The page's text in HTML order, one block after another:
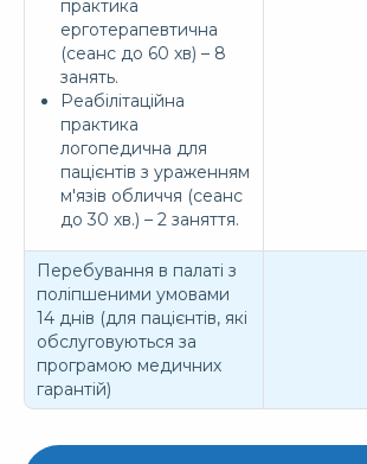
практика
ерготерапевтична
(сеанс до 60 хв) – 8
занять.
Реабілітаційна
практика
логопедична для
пацієнтів з ураженням
м'язів обличчя (сеанс
до 30 хв.) – 2 заняття.
Перебування в палаті з
поліпшеними умовами
14 днів (для пацієнтів, які
обслуговуються за
програмою медичних
гарантій)